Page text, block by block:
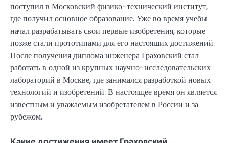
поступил в Московский физико-технический институт,
где получил основное образование. Уже во время учебы
начал разрабатывать свои первые изобретения, которые
позже стали прототипами для его настоящих достижений.
После получения диплома инженера Граховский стал
работать в одной из крупных научно-исследовательских
лабораторий в Москве, где занимался разработкой новых
технологий и изобретений. В настоящее время он является
известным и уважаемым изобретателем в России и за
рубежом.